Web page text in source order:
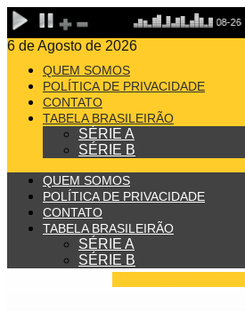
6 de Agosto de 2026
QUEM SOMOS
POLÍTICA DE PRIVACIDADE
CONTATO
TABELA BRASILEIRÃO
SÉRIE A
SÉRIE B
QUEM SOMOS
POLÍTICA DE PRIVACIDADE
CONTATO
TABELA BRASILEIRÃO
SÉRIE A
SÉRIE B